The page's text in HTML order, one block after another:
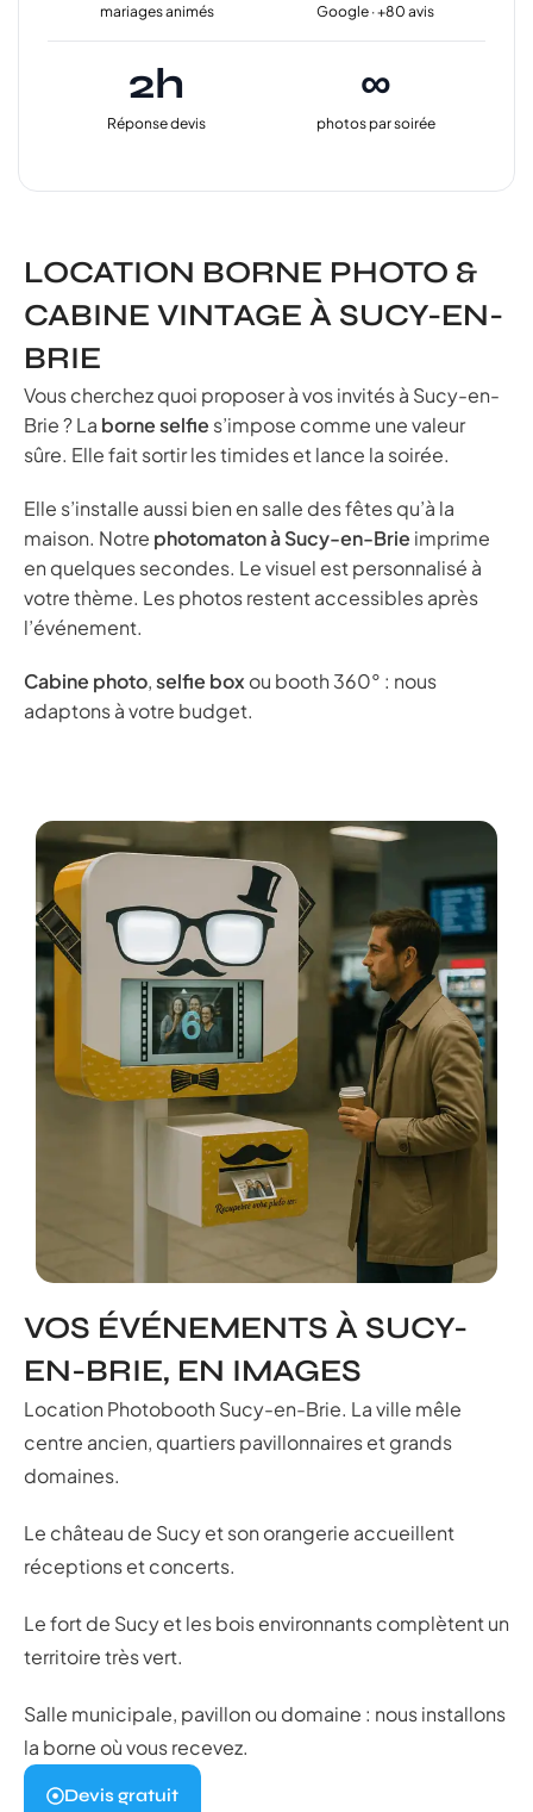
mariages animés Google · +80 avis
2h
Réponse devis
∞
photos par soirée
LOCATION BORNE PHOTO &
CABINE VINTAGE À SUCY-EN-
BRIE
Vous cherchez quoi proposer à vos invités à Sucy-en-
Brie ? La borne selfie s’impose comme une valeur
sûre. Elle fait sortir les timides et lance la soirée.
Elle s’installe aussi bien en salle des fêtes qu’à la
maison. Notre photomaton à Sucy-en-Brie imprime
en quelques secondes. Le visuel est personnalisé à
votre thème. Les photos restent accessibles après
l’événement.
Cabine photo,selfie box ou booth 360° : nous
adaptons à votre budget.
VOS ÉVÉNEMENTS À SUCY-
EN-BRIE, EN IMAGES
Location Photobooth Sucy-en-Brie. La ville mêle
centre ancien, quartiers pavillonnaires et grands
domaines.
Le château de Sucy et son orangerie accueillent
réceptions et concerts.
Le fort de Sucy et les bois environnants complètent un
territoire très vert.
Salle municipale, pavillon ou domaine : nous installons
la borne où vous recevez.
Devis gratuit